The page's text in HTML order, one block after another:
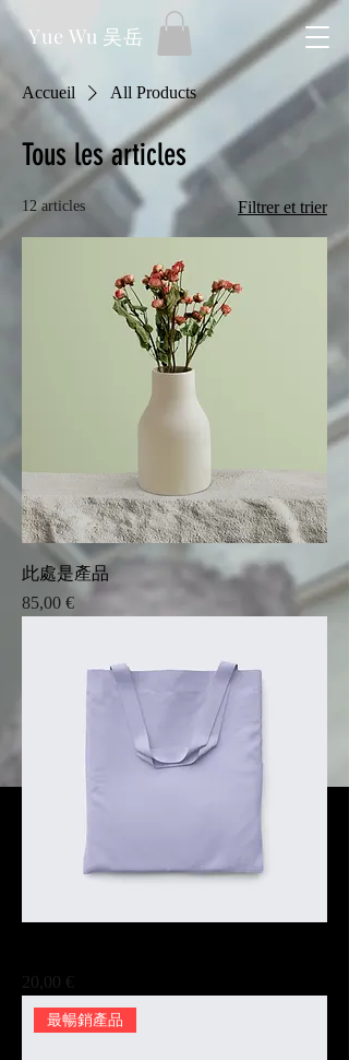
Yue Wu 吴岳
Accueil All Products
Tous les articles
12 articles Filtrer et trier
此處是產品
Prix
85,00 €
Prix
20,00 €
最暢銷產品